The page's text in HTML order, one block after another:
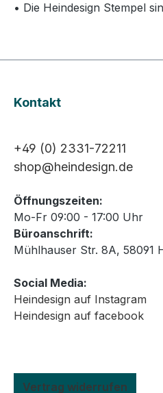
• Die Heindesign Stempel
Kontakt
+49 (0) 2331-72211
shop@heindesign.de
Öffnungszeiten:
Mo-Fr 09:00 - 17:00 Uhr
Büroanschrift:
Mühlhauser Str. 8A, 58091
Social Media:
Heindesign auf Instagram
Heindesign auf facebook
Vertrag widerrufen